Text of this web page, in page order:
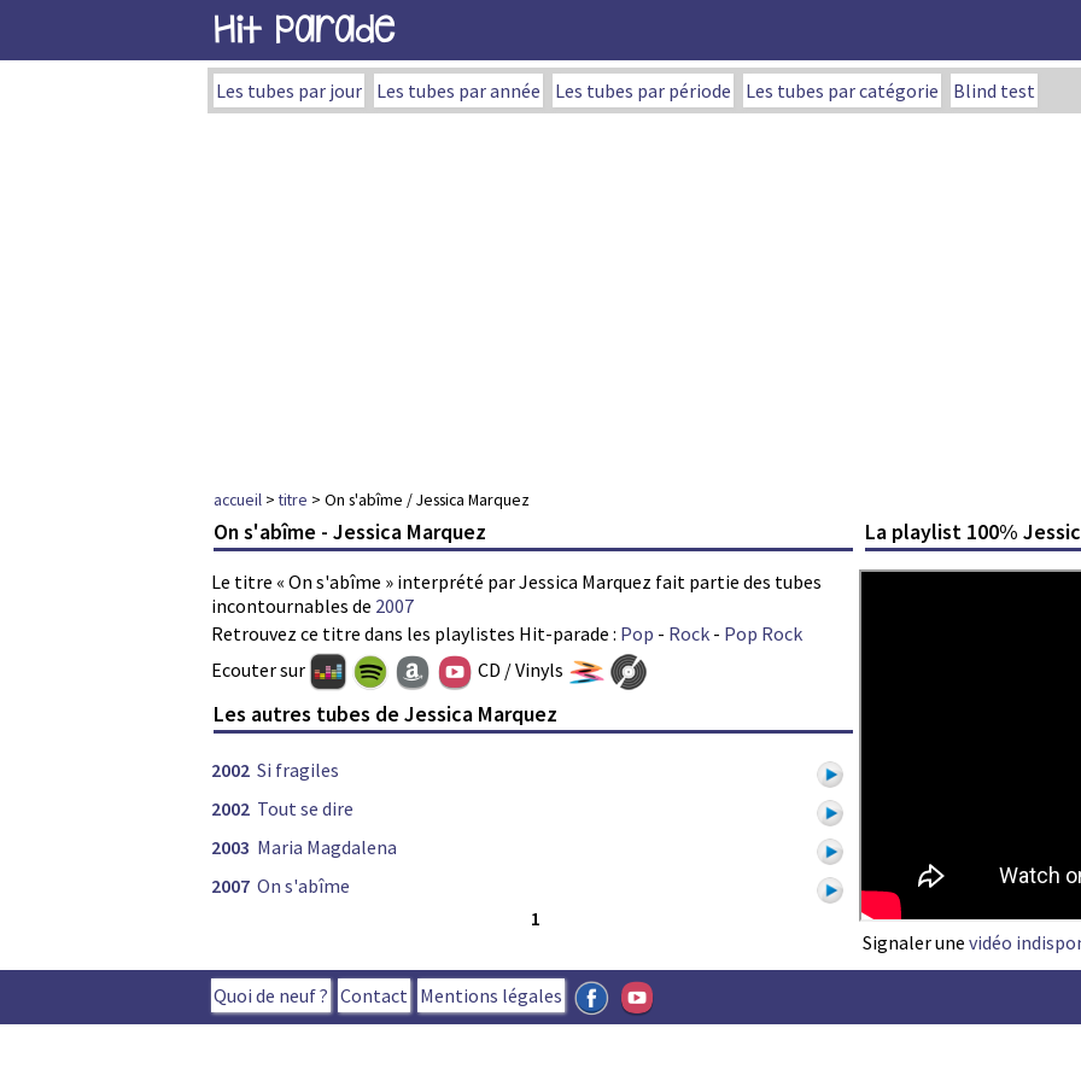
Hit Parade
Les tubes par jour Les tubes par année Les tubes par période Les tubes par catégorie Blind test
accueil >titre > On s'abîme / Jessica Marquez
On s'abîme - Jessica Marquez
Le titre « On s'abîme » interprété par Jessica Marquez fait partie des tubes
incontournables de 2007
Retrouvez ce titre dans les playlistes Hit-parade : Pop - Rock - Pop Rock
La playlist 100%
Signaler une vidéo
Ecouter sur CD / Vinyls
Les autres tubes de Jessica Marquez
2002 Si fragiles
2002 Tout se dire
2003 Maria Magdalena
2007 On s'abîme
1
Quoi de neuf ? Contact Mentions légales